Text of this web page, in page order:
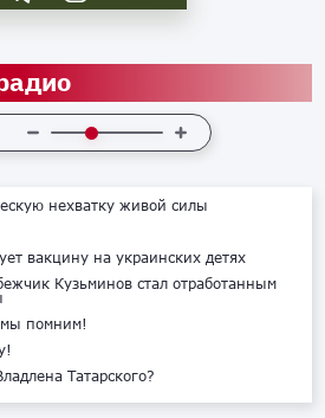
нехватку живой силы
вакцину на украинских детях
Кузьминов стал отработанным
мы помним!
Татарского?